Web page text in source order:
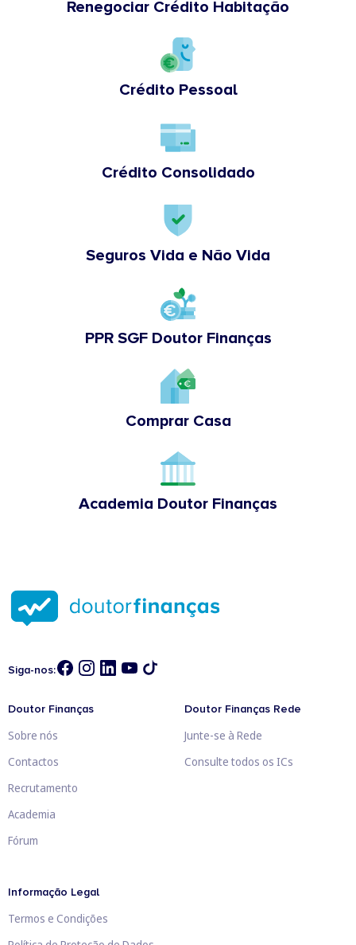
Renegociar Crédito Habitação
Crédito Pessoal
Crédito Consolidado
Seguros Vida e Não Vida
PPR SGF Doutor Finanças
Comprar Casa
Academia Doutor Finanças
Siga-nos:
Doutor Finanças
Sobre nós
Contactos
Recrutamento
Academia
Fórum
Doutor Finanças Rede
Junte-se à Rede
Consulte todos os ICs
Informação Legal
Termos e Condições